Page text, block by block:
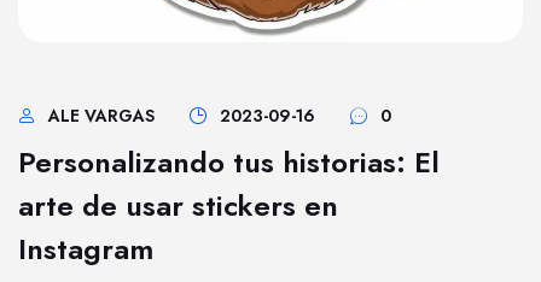
ALE VARGAS 2023-09-16 0
Personalizando tus historias: El
arte de usar stickers en
Instagram